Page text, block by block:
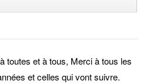
et à tous, Merci à tous les
et celles qui vont suivre.